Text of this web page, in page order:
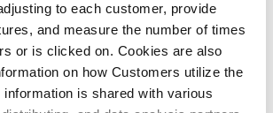
to each customer, provide
and measure the number of times
or is clicked on. Cookies are also
on how Customers utilize the
is shared with various
他のお店を探す